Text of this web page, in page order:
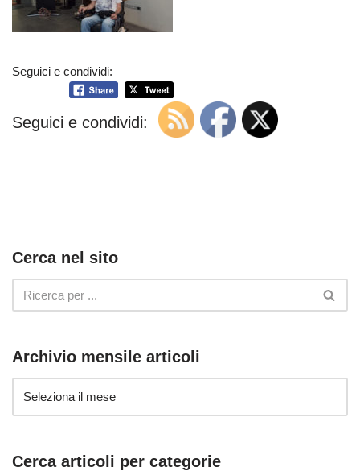
Seguici e condividi:
Seguici e condividi:
Cerca nel sito
Archivio mensile articoli
Cerca articoli per categorie